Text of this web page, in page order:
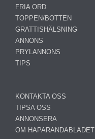
FRIA ORD
TOPPEN/BOTTEN
GRATTISHÄLSNING
ANNONS
PRYLANNONS
TIPS
KONTAKTA OSS
TIPSA OSS
ANNONSERA
OM HAPARANDABLADET